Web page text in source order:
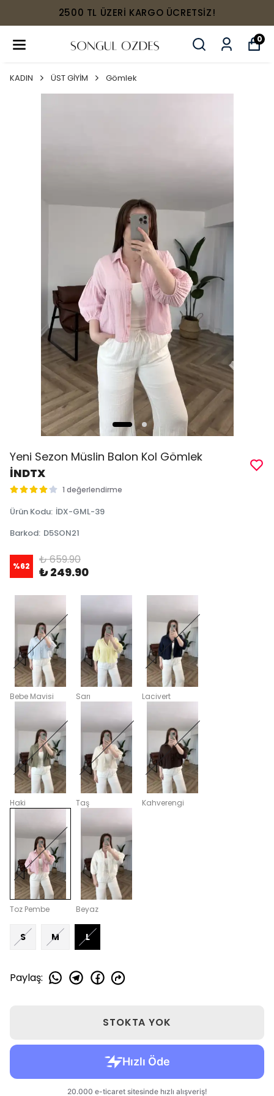
2500 TL ÜZERİ KARGO ÜCRETSİZ!
0
KADIN ÜST GİYİM Gömlek
Yeni Sezon Müslin Balon Kol Gömlek
İNDTX
1 değerlendirme
Ürün Kodu: İDX-GML-39
Barkod: D5SON21
%62 ₺ 659.90
₺ 249.90
Bebe Mavisi Sarı Lacivert
Haki Taş Kahverengi
Toz Pembe Beyaz
S M L
Paylaş:
STOKTA YOK